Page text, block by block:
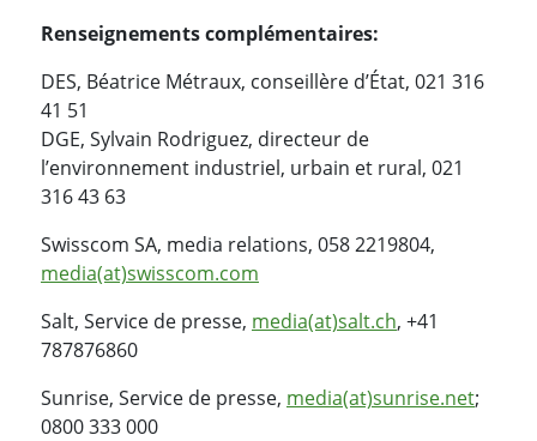
Renseignements complémentaires:
DES, Béatrice Métraux, conseillère d’État, 021 316
41 51
DGE, Sylvain Rodriguez, directeur de
l’environnement industriel, urbain et rural, 021
316 43 63
Swisscom SA, media relations, 058 2219804,
media(at)swisscom.com
Salt, Service de presse, media(at)salt.ch, +41
787876860
Sunrise, Service de presse, media(at)sunrise.net;
0800 333 000